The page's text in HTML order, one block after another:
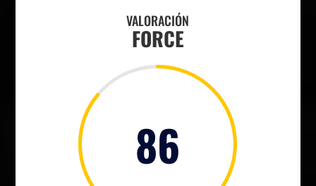
VALORACIÓN
FORCE
86